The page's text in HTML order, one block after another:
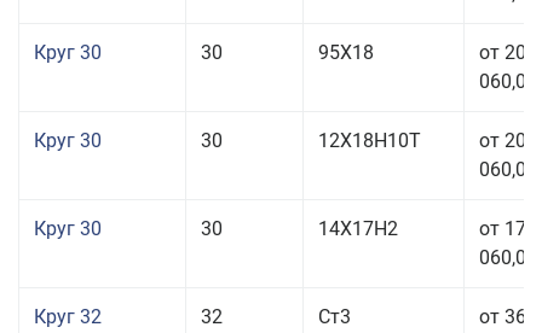
Круг 30 30 95Х18
от 208
060,00
Круг 30 30 12Х18Н10Т
от 208
060,00
Круг 30 30 14Х17Н2
от 177
060,00
Круг 32 32 Ст3
от 36